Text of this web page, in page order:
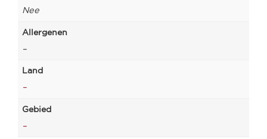
Nee
Allergenen
–
Land
–
Gebied
–